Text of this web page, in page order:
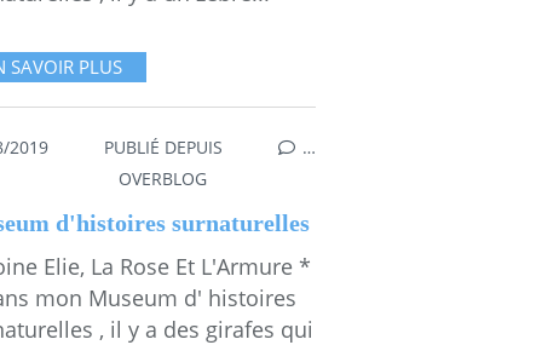
SAVOIR PLUS
SURNATURELLES, MESGAMMES ,ANTOINE ELIE
2019
PUBLIÉ DEPUIS
OVERBLOG
…
d'histoires surnaturelles
Elie, La Rose Et L'Armure *
mon Museum d' histoires
, il y a des girafes qui